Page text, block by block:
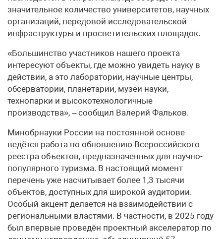
значительное количество университетов, научных
организаций, передовой исследовательской
инфраструктуры и просветительских площадок.
«Большинство участников нашего проекта
интересуют объекты, где можно увидеть науку в
действии, а это лаборатории, научные центры,
обсерватории, планетарии, музеи науки,
технопарки и высокотехнологичные
производства», – сообщил Валерий Фальков.
Минобрнауки России на постоянной основе
ведётся работа по обновлению Всероссийского
реестра объектов, предназначенных для научно-
популярного туризма. В настоящий момент
перечень уже насчитывает более 1,3 тысячи
объектов, доступных для широкой аудитории.
Особый акцент делается на взаимодействии с
региональными властями. В частности, в 2025 году
был впервые проведён проектный акселератор по